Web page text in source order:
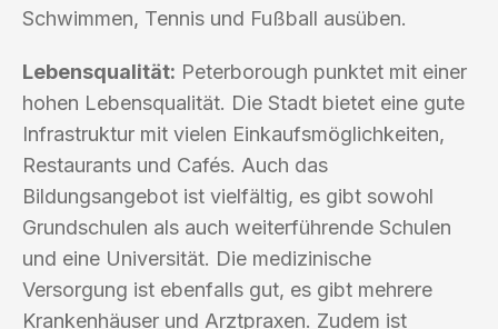
Schwimmen, Tennis und Fußball ausüben.
Lebensqualität: Peterborough punktet mit einer
hohen Lebensqualität. Die Stadt bietet eine gute
Infrastruktur mit vielen Einkaufsmöglichkeiten,
Restaurants und Cafés. Auch das
Bildungsangebot ist vielfältig, es gibt sowohl
Grundschulen als auch weiterführende Schulen
und eine Universität. Die medizinische
Versorgung ist ebenfalls gut, es gibt mehrere
Krankenhäuser und Arztpraxen. Zudem ist